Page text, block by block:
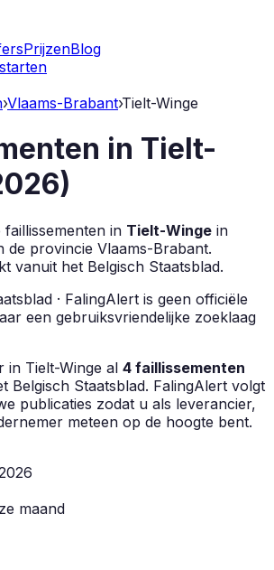
PrijzenBlog
›Vlaams-Brabant›Tielt-Winge
in Tielt-
)
in Tielt-Winge in
de provincie Vlaams-Brabant.
vanuit het Belgisch Staatsblad.
· FalingAlert is geen officiële
een gebruiksvriendelijke zoeklaag
in Tielt-Winge al 4 faillissementen
Belgisch Staatsblad. FalingAlert volgt
publicaties zodat u als leverancier,
meteen op de hoogte bent.
maand